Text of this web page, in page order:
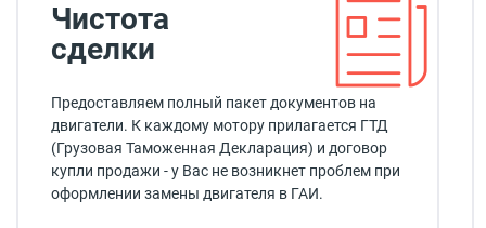
Чистота
сделки
Предоставляем полный пакет документов на
двигатели. К каждому мотору прилагается ГТД
(Грузовая Таможенная Декларация) и договор
купли продажи - у Вас не возникнет проблем при
оформлении замены двигателя в ГАИ.